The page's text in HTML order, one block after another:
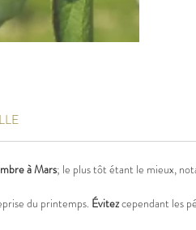
à Mars; le plus tôt étant le mieux,
du printemps. Évitezcependant les